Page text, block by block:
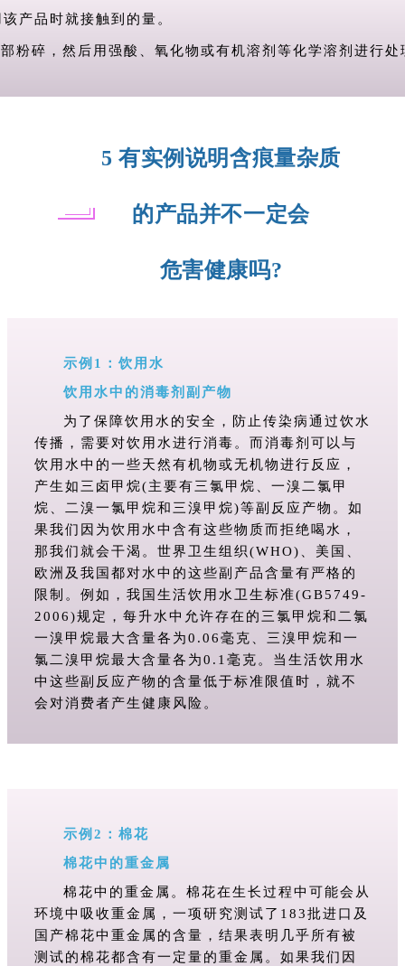
产品时就接触到的量。
，然后用强酸、氧化物或有机溶剂等化学溶剂
5 有实例说明含痕量杂质
的产品并不一定会
危害健康吗?
示例1：饮用水
饮用水中的消毒剂副产物
为 了保障饮用水的安全，防止传染病通过饮水
传播，需要对饮用水进行消毒。而消毒剂可以与
饮用水中的一些天然有机物或无机物进行反应，
产生如三卤甲烷(主要有三氯甲烷、一溴二氯甲
烷、二溴一氯甲烷和三溴甲烷)等副反应产物。如
果我们因为饮用水中含有这些物质而拒绝喝水，
那我们就会干渴。世界卫生组织(WHO)、美国、
欧洲及我国都对水中的这些副产品含量有严格的
限制。例如，我国生活饮用水卫生标准(GB5749-
2006)规定，每升水中允许存在的三氯甲烷和二氯
一溴甲烷最大含量各为0.06毫克、三溴甲烷和一
氯二溴甲烷最大含量各为0.1毫克。当生活饮用水
中这些副反应产物的含量低于标准限值时，就不
会对消费者产生健康风险。
示例2：棉花
棉花中的重金属
棉花中的重金属。棉花在生长过程中可能会从
环境中吸收重金属，一项研究测试了183批进口及
国产棉花中重金属的含量，结果表明几乎所有被
测试的棉花都含有一定量的重金属。如果我们因